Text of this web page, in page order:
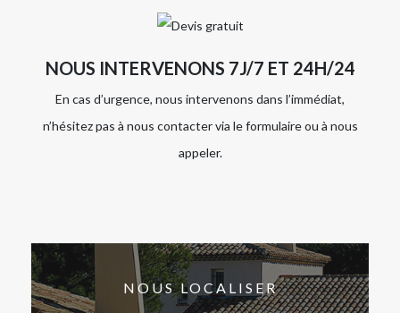
NOUS INTERVENONS 7J/7 ET 24H/24
En cas d’urgence, nous intervenons dans l’immédiat,
n’hésitez pas à nous contacter via le formulaire ou à nous
appeler.
NOUS LOCALISER